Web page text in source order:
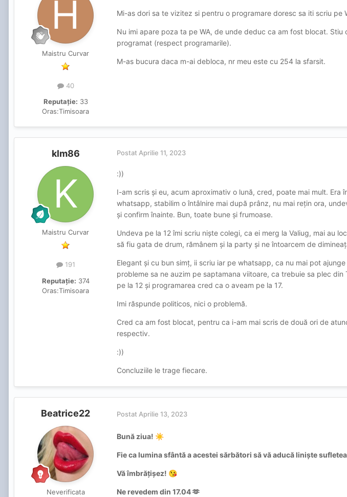
Maistru Curvar
40
Reputație: 33
Oras:Timisoara
Mi-as dori sa te vizitez si pentru o programare doresc sa iti scriu pe
Nu imi apare poza ta pe WA, de unde deduc ca am fost blocat.
programat (respect programarile).
M-as bucura daca m-ai debloca, nr meu este cu 254 la sfarsit.
klm86
Maistru Curvar
191
Reputație: 374
Oras:Timisoara
Postat Aprilie 11, 2023
:))
I-am scris și eu, acum aproximativ o lună, cred, poate mai mult. Era
whatsapp, stabilim o întâlnire mai după prânz, nu mai rețin ora,
și confirm înainte. Bun, toate bune și frumoase.
Undeva pe la 12 îmi scriu niște colegi, ca ei merg la Valiug, mai au
să fiu gata de drum, rămânem și la party și ne întoarcem de
Elegant și cu bun simț, ii scriu iar pe whatsapp, ca nu mai pot
probleme sa ne auzim pe saptamana viitoare, ca trebuie sa plec din
pe la 12 și programarea cred ca o aveam pe la 17.
Imi răspunde politicos, nici o problemă.
Cred ca am fost blocat, pentru ca i-am mai scris de două ori de
respectiv.
:))
Concluziile le trage fiecare.
Beatrice22
Neverificata
Postat Aprilie 13, 2023
Bună ziua! ☀️
Fie ca lumina sfântă a acestei sărbători să vă aducă liniște
Vă îmbrățișez! 😘
Ne revedem din 17.04 🫶